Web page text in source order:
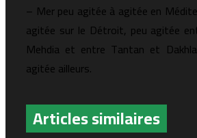
– Mer peu agitée à agitée en
agitée sur le Détroit, peu agitée
Mehdia et entre Tantan et
agitée ailleurs.
Articles similaires